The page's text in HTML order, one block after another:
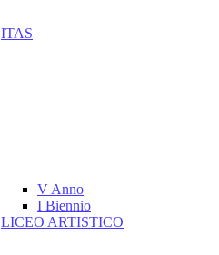
ITAS
V Anno
I Biennio
LICEO ARTISTICO